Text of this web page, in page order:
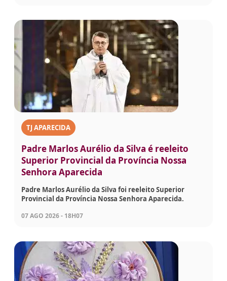
TJ APARECIDA
Padre Marlos Aurélio da Silva é reeleito
Superior Provincial da Província Nossa
Senhora Aparecida
Padre Marlos Aurélio da Silva foi reeleito Superior
Provincial da Província Nossa Senhora Aparecida.
07 AGO 2026 - 18H07